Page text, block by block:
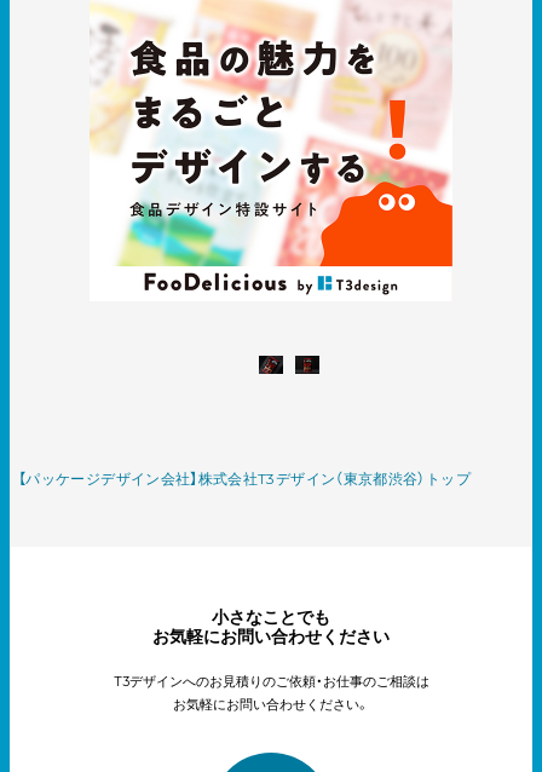
【パッケージデザイン会社】株式会社T3デザイン（東京都渋谷）トップ
小さなことでも
お気軽にお問い合わせください
T3デザインへのお見積りのご依頼・お仕事のご相談は
お気軽にお問い合わせください。